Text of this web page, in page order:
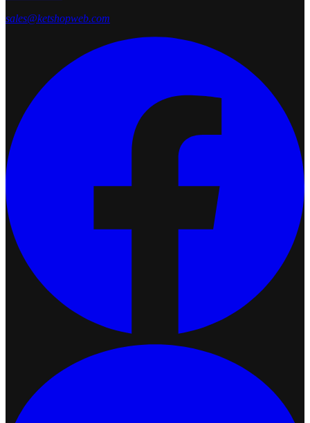
เชื่อมต่อ Ketshopweb MCP กับ Claude
2026-07-13 17:34:51